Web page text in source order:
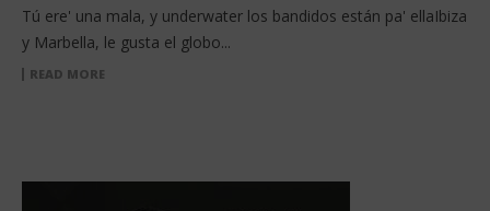
Tú ere' una mala, y underwater los bandidos están pa' ellaIbiza
y Marbella, le gusta el globo...
READ MORE